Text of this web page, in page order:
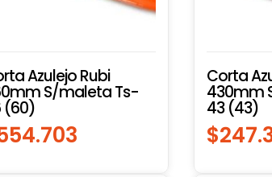
Azulejo Rubi
S/maleta Ts-
(60)
Corta
430mm
43 (43)
$